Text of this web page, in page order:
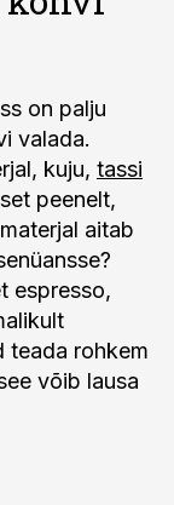
on palju
valada.
kuju, tassi
peenelt,
aitab
espresso,
teada rohkem
võib lausa